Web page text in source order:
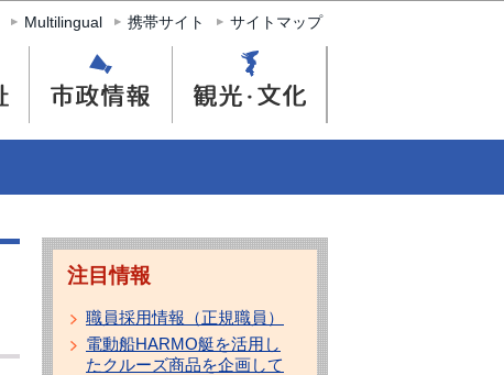
Multilingual 携帯サイト サイトマップ
注目情報
職員採用情報（正規職員）
電動船HARMO艇を活用し
たクルーズ商品を企画して